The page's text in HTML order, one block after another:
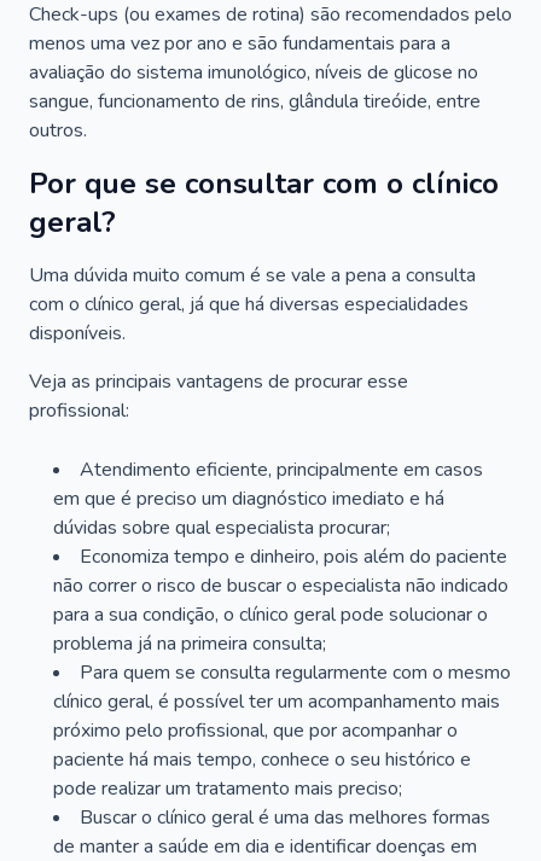
Check-ups (ou exames de rotina) são recomendados pelo
menos uma vez por ano e são fundamentais para a
avaliação do sistema imunológico, níveis de glicose no
sangue, funcionamento de rins, glândula tireóide, entre
outros.
Por que se consultar com o clínico
geral?
Uma dúvida muito comum é se vale a pena a consulta
com o clínico geral, já que há diversas especialidades
disponíveis.
Veja as principais vantagens de procurar esse
profissional:
Atendimento eficiente, principalmente em casos
em que é preciso um diagnóstico imediato e há
dúvidas sobre qual especialista procurar;
Economiza tempo e dinheiro, pois além do paciente
não correr o risco de buscar o especialista não indicado
para a sua condição, o clínico geral pode solucionar o
problema já na primeira consulta;
Para quem se consulta regularmente com o mesmo
clínico geral, é possível ter um acompanhamento mais
próximo pelo profissional, que por acompanhar o
paciente há mais tempo, conhece o seu histórico e
pode realizar um tratamento mais preciso;
Buscar o clínico geral é uma das melhores formas
de manter a saúde em dia e identificar doenças em